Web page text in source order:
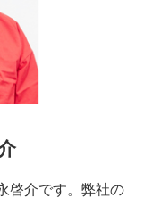
啓介です。弊社の